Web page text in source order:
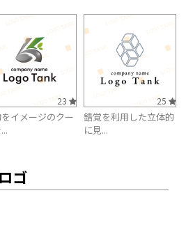
23
イメージのクー
25
錯覚を利用した立体的
に見...
ゴ